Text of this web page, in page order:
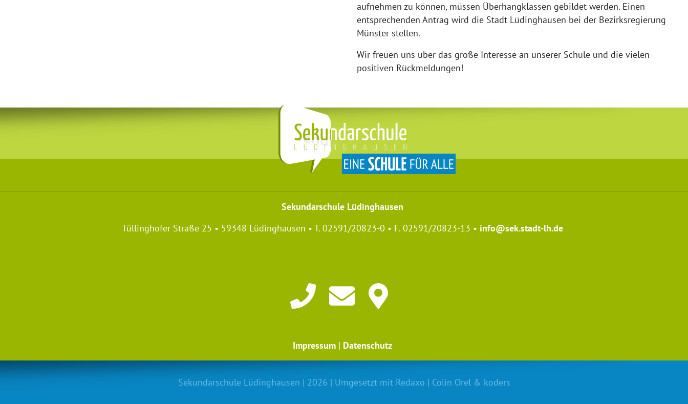
140 Anmeldungen für die Sekundarschule
aufnehmen zu können, müssen Überhangklassen gebildet werden. Einen
entsprechenden Antrag wird die Stadt Lüdinghausen bei der Bezirksregierung
Münster stellen.
Wir freuen uns über das große Interesse an unserer Schule und die vielen
positiven Rückmeldungen!
Sekundarschule Lüdinghausen
Tüllinghofer Straße 25 • 59348 Lüdinghausen • T. 02591/20823-0 • F. 02591/20823-13 • info@sek.stadt-lh.de
Impressum| Datenschutz
Sekundarschule Lüdinghausen | 2026 | Umgesetzt mit Redaxo | Colin Orel& koders